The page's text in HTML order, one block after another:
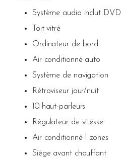
Système audio inclut DVD
Toit vitré
Ordinateur de bord
Air conditionné auto
Système de navigation
Rétroviseur jour/nuit
10 haut-parleurs
Régulateur de vitesse
Air conditionné 1 zones
Siège avant chauffant